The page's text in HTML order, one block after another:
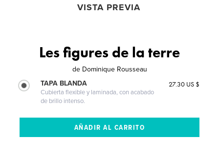
VISTA PREVIA
Les figures de la terre
de Dominique Rousseau
TAPA BLANDA
Cubierta flexible y laminada, con acabado
de brillo intenso.
27.30 US $